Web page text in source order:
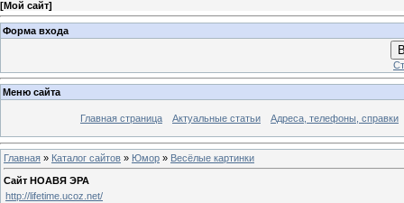
[Мой сайт]
Форма входа
Меню сайта
Главная страница Актуальные статьи Адреса, телефоны, справки
Главная » Каталог сайтов » Юмор » Весёлые картинки
Сайт НОАВЯ ЭРА
http://lifetime.ucoz.net/